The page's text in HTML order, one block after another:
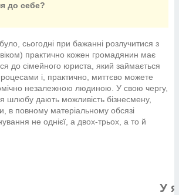
до себе?
сьогодні при бажанні розлучитися з
практично кожен громадянин має
до сімейного юриста, який займається
і, практично, миттєво можете
незалежною людиною. У свою чергу,
шлюбу дають можливість бізнесмену,
в повному матеріальному обсязі
не однієї, а двох-трьох, а то й
У